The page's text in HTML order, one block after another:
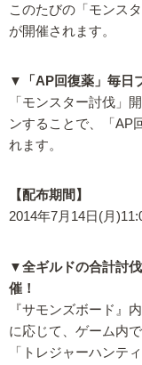
このたびの「モンス
が開催されます。
▼「AP回復薬」毎日
「モンスター討伐」
ンすることで、「AP
れます。
【配布期間】
2014年7月14日(月
▼全ギルドの合計討
催！
『サモンズボード』
に応じて、ゲーム内
「トレジャーハンテ